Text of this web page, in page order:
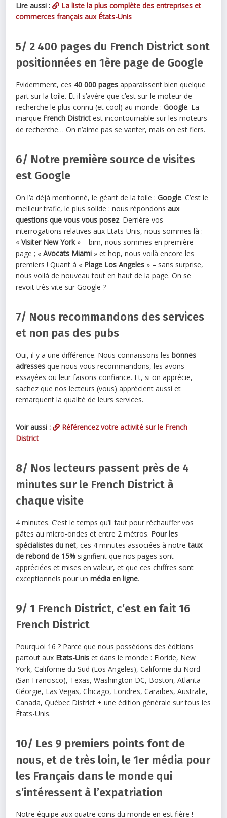
Lire aussi :
La liste la plus complète des entreprises et
commerces français aux États-Unis
5/ 2 400 pages du French District sont
positionnées en 1ère page de Google
Evidemment, ces 40 000 pages apparaissent bien quelque
part sur la toile. Et il s’avère que c’est sur le moteur de
recherche le plus connu (et cool) au monde :Google. La
marque French District est incontournable sur les moteurs
de recherche… On n’aime pas se vanter, mais on est fiers.
6/ Notre première source de visites
est Google
On l’a déjà mentionné, le géant de la toile :Google. C’est le
meilleur trafic, le plus solide : nous répondonsaux
questions que vous vous posez. Derrière vos
interrogations relatives aux Etats-Unis, nous sommes là :
«Visiter New York » – bim, nous sommes en première
page ; « Avocats Miami » et hop, nous voilà encore les
premiers ! Quant à « Plage Los Angeles » – sans surprise,
nous voilà de nouveau tout en haut de la page. On se
revoit très vite sur Google ?
7/ Nous recommandons des services
et non pas des pubs
Oui, il y a une différence. Nous connaissons les bonnes
adresses que nous vous recommandons, les avons
essayées ou leur faisons confiance. Et, si on apprécie,
sachez que nos lecteurs (vous) apprécient aussi et
remarquent la qualité de leurs services.
Voir aussi :
Référencez votre activité sur le French
District
8/ Nos lecteurs passent près de 4
minutes sur le French District à
chaque visite
4 minutes. C’est le temps qu’il faut pour réchauffer vos
pâtes au micro-ondes et entre 2 métros. Pour les
spécialistes du net, ces 4 minutes associées à notretaux
de rebond de 15% signifient que nos pages sont
appréciées et mises en valeur, et que ces chiffres sont
exceptionnels pour unmédia en ligne.
9/ 1 French District, c’est en fait 16
French District
Pourquoi 16 ? Parce que nous possédons des éditions
partout aux Etats-Unis et dans le monde : Floride, New
York, Californie du Sud (Los Angeles), Californie du Nord
(San Francisco), Texas, Washington DC, Boston, Atlanta-
Géorgie, Las Vegas, Chicago, Londres, Caraïbes, Australie,
Canada, Québec District + une édition générale sur tous les
États-Unis.
10/ Les 9 premiers points font de
nous, et de très loin, le 1er média pour
les Français dans le monde qui
s’intéressent à l’expatriation
Notre équipe aux quatre coins du monde en est fière !